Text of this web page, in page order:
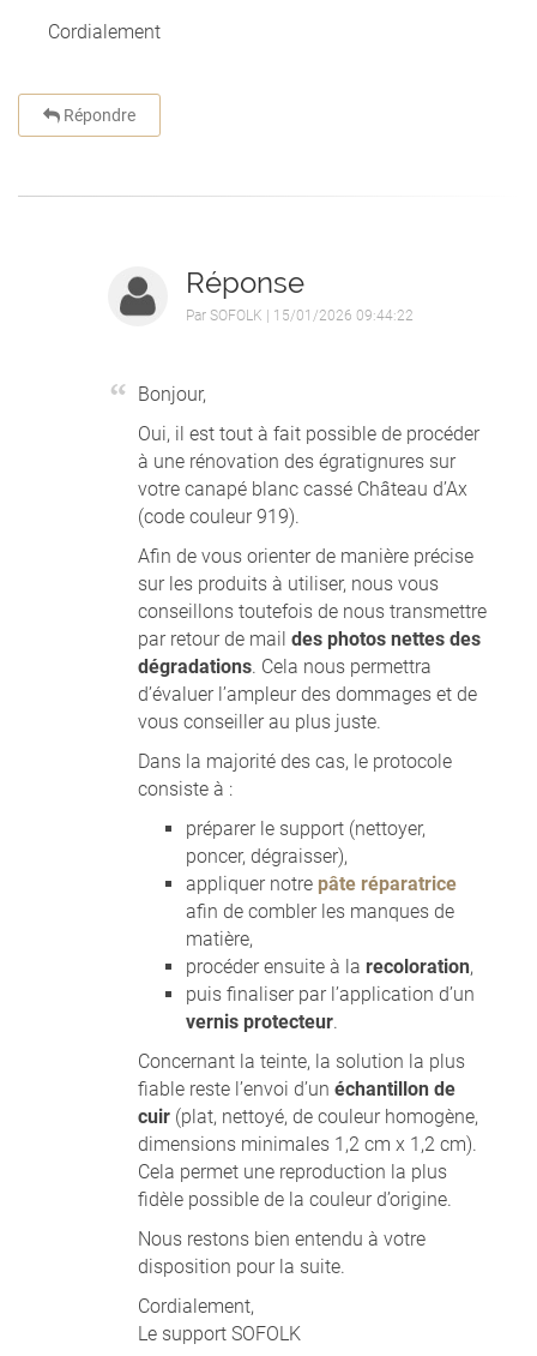
Cordialement
Répondre
Réponse
Par SOFOLK | 15/01/2026 09:44:22
Bonjour,
Oui, il est tout à fait possible de procéder
à une rénovation des égratignures sur
votre canapé blanc cassé Château d’Ax
(code couleur 919).
Afin de vous orienter de manière précise
sur les produits à utiliser, nous vous
conseillons toutefois de nous transmettre
par retour de mail des photos nettes des
dégradations. Cela nous permettra
d’évaluer l’ampleur des dommages et de
vous conseiller au plus juste.
Dans la majorité des cas, le protocole
consiste à :
préparer le support (nettoyer,
poncer, dégraisser),
appliquer notre pâte réparatrice
afin de combler les manques de
matière,
procéder ensuite à la recoloration,
puis finaliser par l’application d’un
vernis protecteur.
Concernant la teinte, la solution la plus
fiable reste l’envoi d’un échantillon de
cuir (plat, nettoyé, de couleur homogène,
dimensions minimales 1,2 cm x 1,2 cm).
Cela permet une reproduction la plus
fidèle possible de la couleur d’origine.
Nous restons bien entendu à votre
disposition pour la suite.
Cordialement,
Le support SOFOLK